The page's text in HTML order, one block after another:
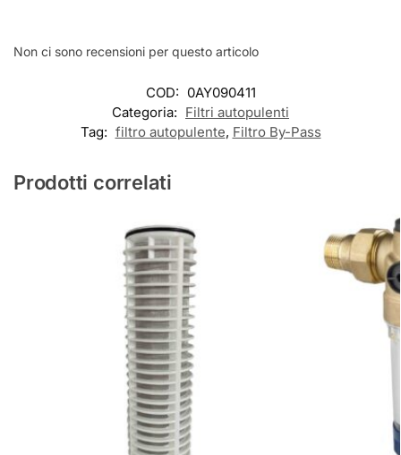
Non ci sono recensioni per questo articolo
COD: 0AY090411
Categoria: Filtri autopulenti
Tag: filtro autopulente, Filtro By-Pass
Prodotti correlati